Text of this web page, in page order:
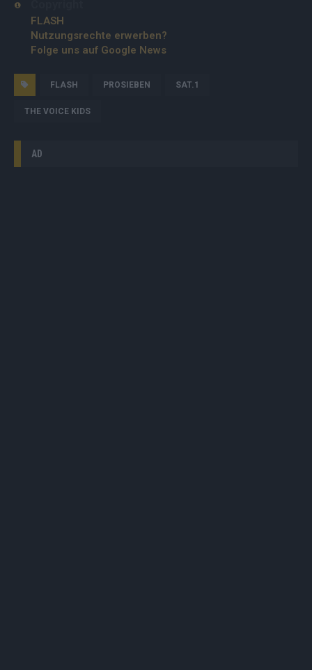
FLASH
Nutzungsrechte erwerben?
Folge uns auf Google News
FLASH PROSIEBEN SAT.1
THE VOICE KIDS
AD